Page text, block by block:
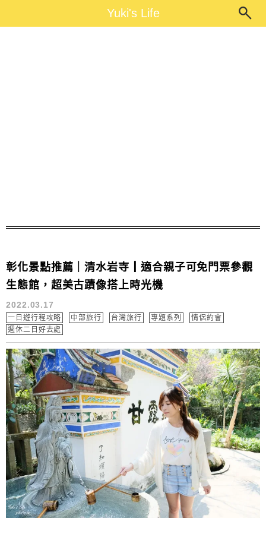
Yuki's LifeYuki's Life
彰化景點推薦｜清水岩寺┃適合親子可免門票參觀
生態館，超美古蹟像搭上時光機
2022.03.17
一日遊行程攻略 中部旅行 台灣旅行 專題系列
情侶約會
週休二日好去處